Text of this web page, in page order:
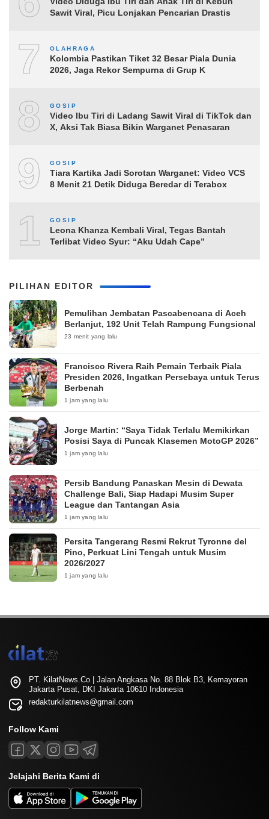
Sawit Viral, Picu Lonjakan Pencarian Drastis
7 OLAHRAGA
Kolombia Pastikan Tiket 32 Besar Piala Dunia
2026, Jaga Rekor Sempurna di Grup K
8 GOSIP
Video Ibu Tiri di Ladang Sawit Viral di TikTok dan
X, Aksi Tak Biasa Bikin Warganet Penasaran
9 GOSIP
Tiara Kartika Jadi Sorotan Warganet: Video VCS
8 Menit 21 Detik Diduga Beredar di Terabox
10
GOSIP
Leona Khanza Kembali Viral, Tegas Bantah
Terlibat Video Syur: “Aku Udah Cape”
PILIHAN EDITOR
Pemulihan Jembatan Pascabencana di Aceh
Berlanjut, 192 Unit Telah Rampung Fungsional
23 menit yang lalu
Francisco Rivera Raih Pemain Terbaik Piala
Presiden 2026, Ingatkan Persebaya untuk Terus
Berbenah
1 jam yang lalu
Jorge Martin: “Saya Tidak Terlalu Memikirkan
Posisi Saya di Puncak Klasemen MotoGP 2026”
1 jam yang lalu
Persib Bandung Panaskan Mesin di Dewata
Challenge Bali, Siap Hadapi Musim Super
League dan Tantangan Asia
1 jam yang lalu
Persita Tangerang Resmi Rekrut Tyronne del
Pino, Perkuat Lini Tengah untuk Musim
2026/2027
1 jam yang lalu
PT. KilatNews.Co | Jalan Angkasa No. 88 Blok B3, Kemayoran
Jakarta Pusat, DKI Jakarta 10610 Indonesia
redakturkilatnews@gmail.com
Follow Kami
Jelajahi Berita Kami di